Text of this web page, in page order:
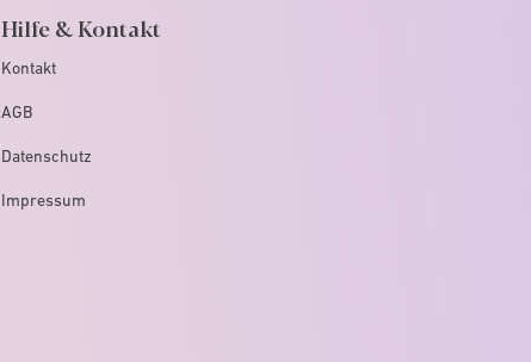
Hilfe & Kontakt
Kontakt
AGB
Datenschutz
Impressum